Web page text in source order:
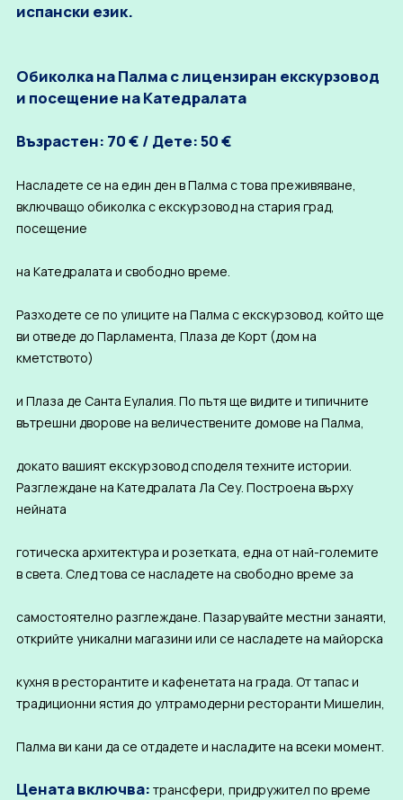
испански език.
Обиколка на Палма с лицензиран екскурзовод
и посещение на Катедралата
Възрастен: 70 € / Дете: 50 €
Насладете се на един ден в Палма с това преживяване,
включващо обиколка с екскурзовод на стария град,
посещение
на Катедралата и свободно време.
Разходете се по улиците на Палма с екскурзовод, който ще
ви отведе до Парламента, Плаза де Корт (дом на
кметството)
и Плаза де Санта Еулалия. По пътя ще видите и типичните
вътрешни дворове на величествените домове на Палма,
докато вашият екскурзовод споделя техните истории.
Разглеждане на Катедралата Ла Сеу. Построена върху
нейната
готическа архитектура и розетката, една от най-големите
в света. След това се насладете на свободно време за
самостоятелно разглеждане. Пазарувайте местни занаяти,
открийте уникални магазини или се насладете на майорска
кухня в ресторантите и кафенетата на града. От тапас и
традиционни ястия до ултрамодерни ресторанти Мишелин,
Палма ви кани да се отдадете и насладите на всеки момент.
Цената включва: трансфери, придружител по време